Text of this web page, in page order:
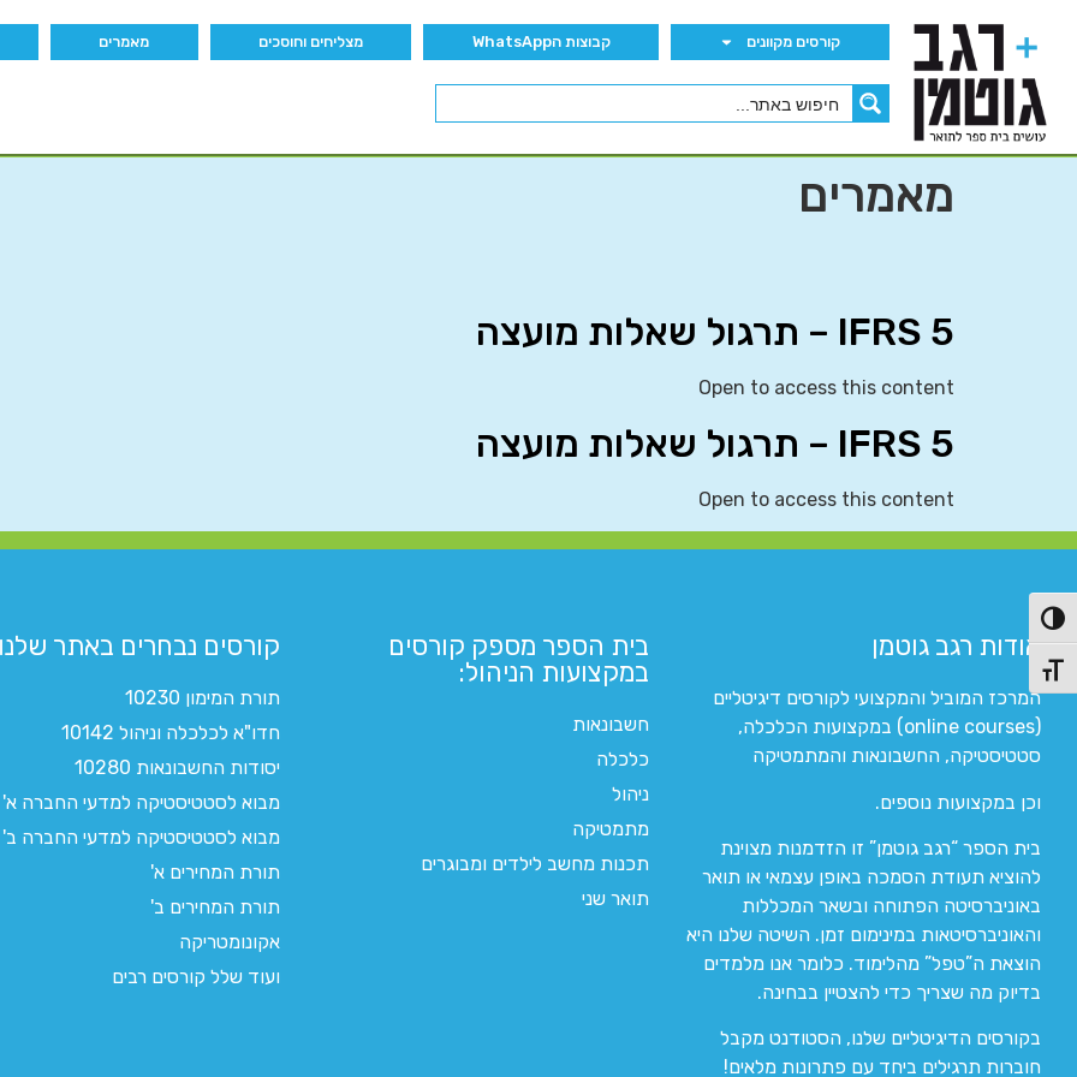
הפעל/כבה ניגודיות גבוהה
מתג גודל גופן
קורסים מקוונים קבוצות הWhatsApp מצליחים וחוסכים מאמרים
מאמרים
IFRS 5 – תרגול שאלות מועצה
Open to access this content
IFRS 5 – תרגול שאלות מועצה
Open to access this content
אודות רגב גוטמן
המרכז המוביל והמקצועי לקורסים דיגיטליים
(online courses) במקצועות הכלכלה,
סטטיסטיקה, החשבונאות והמתמטיקה
וכן במקצועות נוספים.
בית הספר “רגב גוטמן” זו הזדמנות מצוינת
להוציא תעודת הסמכה באופן עצמאי או תואר
באוניברסיטה הפתוחה ובשאר המכללות
והאוניברסיטאות במינימום זמן. השיטה שלנו היא
הוצאת ה”טפל” מהלימוד. כלומר אנו מלמדים
בדיוק מה שצריך כדי להצטיין בבחינה.
בקורסים הדיגיטליים שלנו, הסטודנט מקבל
חוברות תרגילים ביחד עם פתרונות מלאים!
בית הספר מספק קורסים
במקצועות הניהול:
חשבונאות
כלכלה
ניהול
מתמטיקה
תכנות מחשב לילדים ומבוגרים
תואר שני
קורסים נבחרים באתר
תורת המימון 10230
חדו"א לכלכלה וניהול 10142
יסודות החשבונאות 10280
מבוא לסטטיסטיקה למדעי החברה א'
מבוא לסטטיסטיקה למדעי החברה ב'
תורת המחירים א'
תורת המחירים ב'
אקונומטריקה
ועוד שלל קורסים רבים